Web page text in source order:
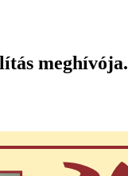
meghívója.